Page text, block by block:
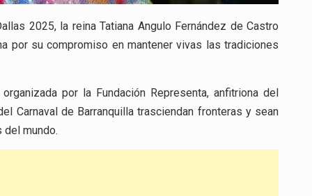
2025, la reina Tatiana Angulo Fernández de Castro
por su compromiso en mantener vivas las tradiciones
por la Fundación Representa, anfitriona del
Carnaval de Barranquilla trasciendan fronteras y sean
mundo.